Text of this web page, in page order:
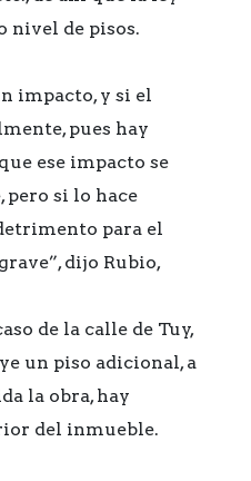
nivel de pisos.
impacto, y si el
pues hay
ese impacto se
pero si lo hace
para el
dijo Rubio,
de la calle de Tuy,
un piso adicional, a
la obra, hay
del inmueble.